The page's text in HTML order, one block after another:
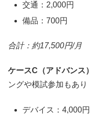
交通：2,000円
備品：700円
合計：約17,500円/月
ケースC（アドバンス）
ングや模試参加もあり
デバイス：4,000円